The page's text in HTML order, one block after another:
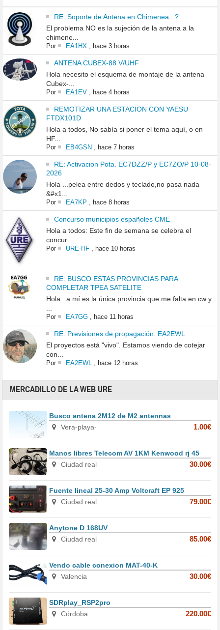
RE: Soporte de Antena en Chimenea...?
El problema NO es la sujeción de la antena a la
chimene...
Por EA1HX hace 3 horas
ANTENA CUBEX-88 V/UHF
Hola necesito el esquema de montaje de la antena
Cubex-...
Por EA1EV, hace 4 horas
REMOTIZAR UNA ESTACION CON YAESU
FTDX101D
Hola a todos, No sabía si poner el tema aquí, o en
HF...
Por EB4GSN, hace 7 horas
RE: Activacion Pota. EC7DZZ/P y EC7ZO/P 10-08-
2026
Hola ...pelea entre dedos y teclado,no pasa nada
&#x1...
Por EA7KP hace 8 horas
Concurso municipios españoles CME
Hola a todos: Este fin de semana se celebra el
concur...
Por URE-HF, hace 10 horas
RE: BUSCO ESTAS PROVINCIAS PARA
COMPLETAR TPEA SATELITE
Hola...a mí es la única provincia que me falta en cw y
Por EA7GG, hace 11 horas
RE: Previsiones de propagación: EA2EWL
El proyectos está "vivo". Estamos viendo de cotejar
con...
Por EA2EWL, hace 12 horas
MERCADILLO DE LA WEB URE
Busco antena 2M12 de M2 antennas
Vera-playa-
1.00€
Manos libres Telecom AV 1KM Kenwood rj 45
Ciudad real
30.00€
Fuente lineal 25-30 Amp Voltcraft EP 925
Ciudad real
79.00€
Anytone D 168UV
Ciudad real
85.00€
Vendo cable conexion MAT-40-K
Valencia
30.00€
SDRplay_RSP2pro
Córdoba
220.00€